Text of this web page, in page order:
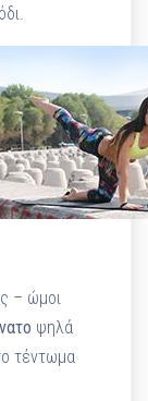
– ώμοι
ψηλά
τέντωμα